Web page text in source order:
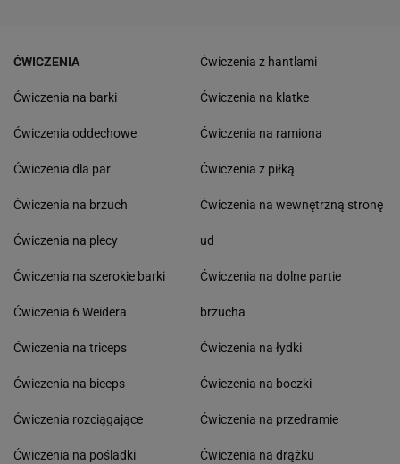
ĆWICZENIA
Ćwiczenia na barki
Ćwiczenia oddechowe
Ćwiczenia dla par
Ćwiczenia na brzuch
Ćwiczenia na plecy
Ćwiczenia na szerokie barki
Ćwiczenia 6 Weidera
Ćwiczenia na triceps
Ćwiczenia na biceps
Ćwiczenia rozciągające
Ćwiczenia na pośladki
Ćwiczenia z hantlami
Ćwiczenia na klatke
Ćwiczenia na ramiona
Ćwiczenia z piłką
Ćwiczenia na wewnętrzną stronę
ud
Ćwiczenia na dolne partie
brzucha
Ćwiczenia na łydki
Ćwiczenia na boczki
Ćwiczenia na przedramie
Ćwiczenia na drążku